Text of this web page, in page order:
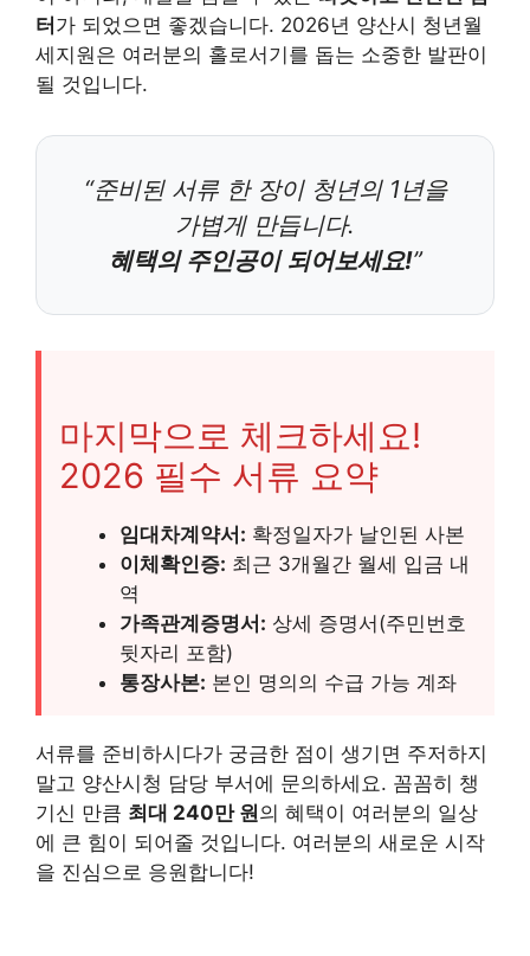
터가 되었으면 좋겠습니다. 2026년 양산시 청년월
세지원은 여러분의 홀로서기를 돕는 소중한 발판이
될 것입니다.
“준비된 서류 한 장이 청년의 1년을
가볍게 만듭니다.
혜택의 주인공이 되어보세요!”
마지막으로 체크하세요!
2026 필수 서류 요약
임대차계약서: 확정일자가 날인된 사본
이체확인증: 최근 3개월간 월세 입금 내
역
가족관계증명서: 상세 증명서(주민번호
뒷자리 포함)
통장사본: 본인 명의의 수급 가능 계좌
서류를 준비하시다가 궁금한 점이 생기면 주저하지
말고 양산시청 담당 부서에 문의하세요. 꼼꼼히 챙
기신 만큼 최대 240만 원의 혜택이 여러분의 일상
에 큰 힘이 되어줄 것입니다. 여러분의 새로운 시작
을 진심으로 응원합니다!